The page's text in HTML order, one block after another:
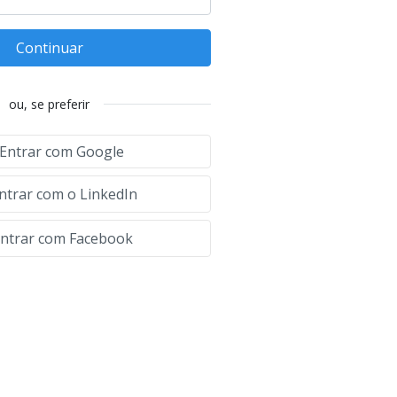
Continuar
ou, se preferir
com Google
com o LinkedIn
com Facebook